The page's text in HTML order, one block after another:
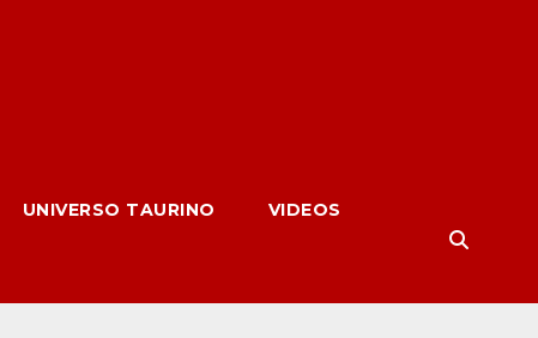
UNIVERSO TAURINO VIDEOS